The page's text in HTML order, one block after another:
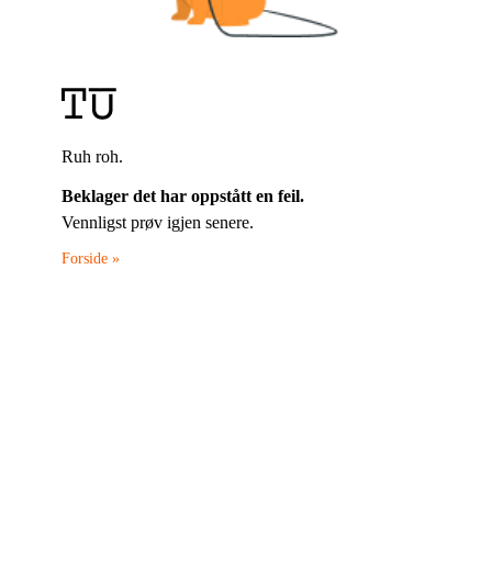
Ruh roh.
Beklager det har oppstått en feil.
Vennligst prøv igjen senere.
Forside »